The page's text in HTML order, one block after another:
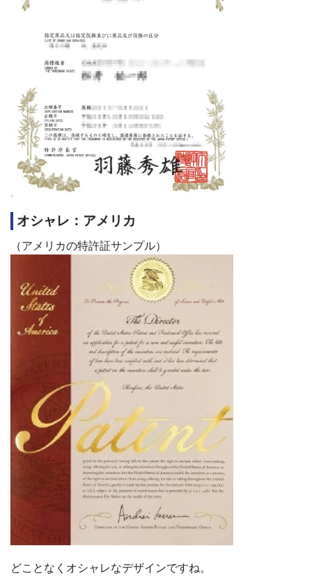
オシャレ：アメリカ
（アメリカの特許証サンプル）
どことなくオシャレなデザインですね。